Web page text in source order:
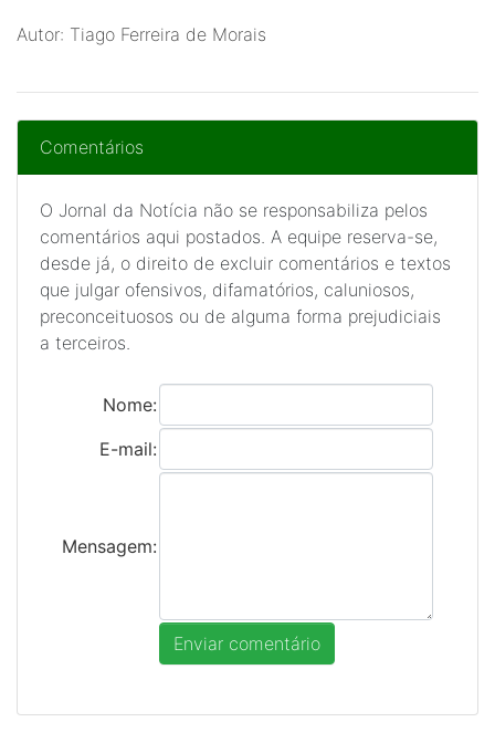
Autor: Tiago Ferreira de Morais
Comentários
O Jornal da Notícia não se responsabiliza pelos
comentários aqui postados. A equipe reserva-se,
desde já, o direito de excluir comentários e textos
que julgar ofensivos, difamatórios, caluniosos,
preconceituosos ou de alguma forma prejudiciais
a terceiros.
Nome:
E-mail:
Mensagem: